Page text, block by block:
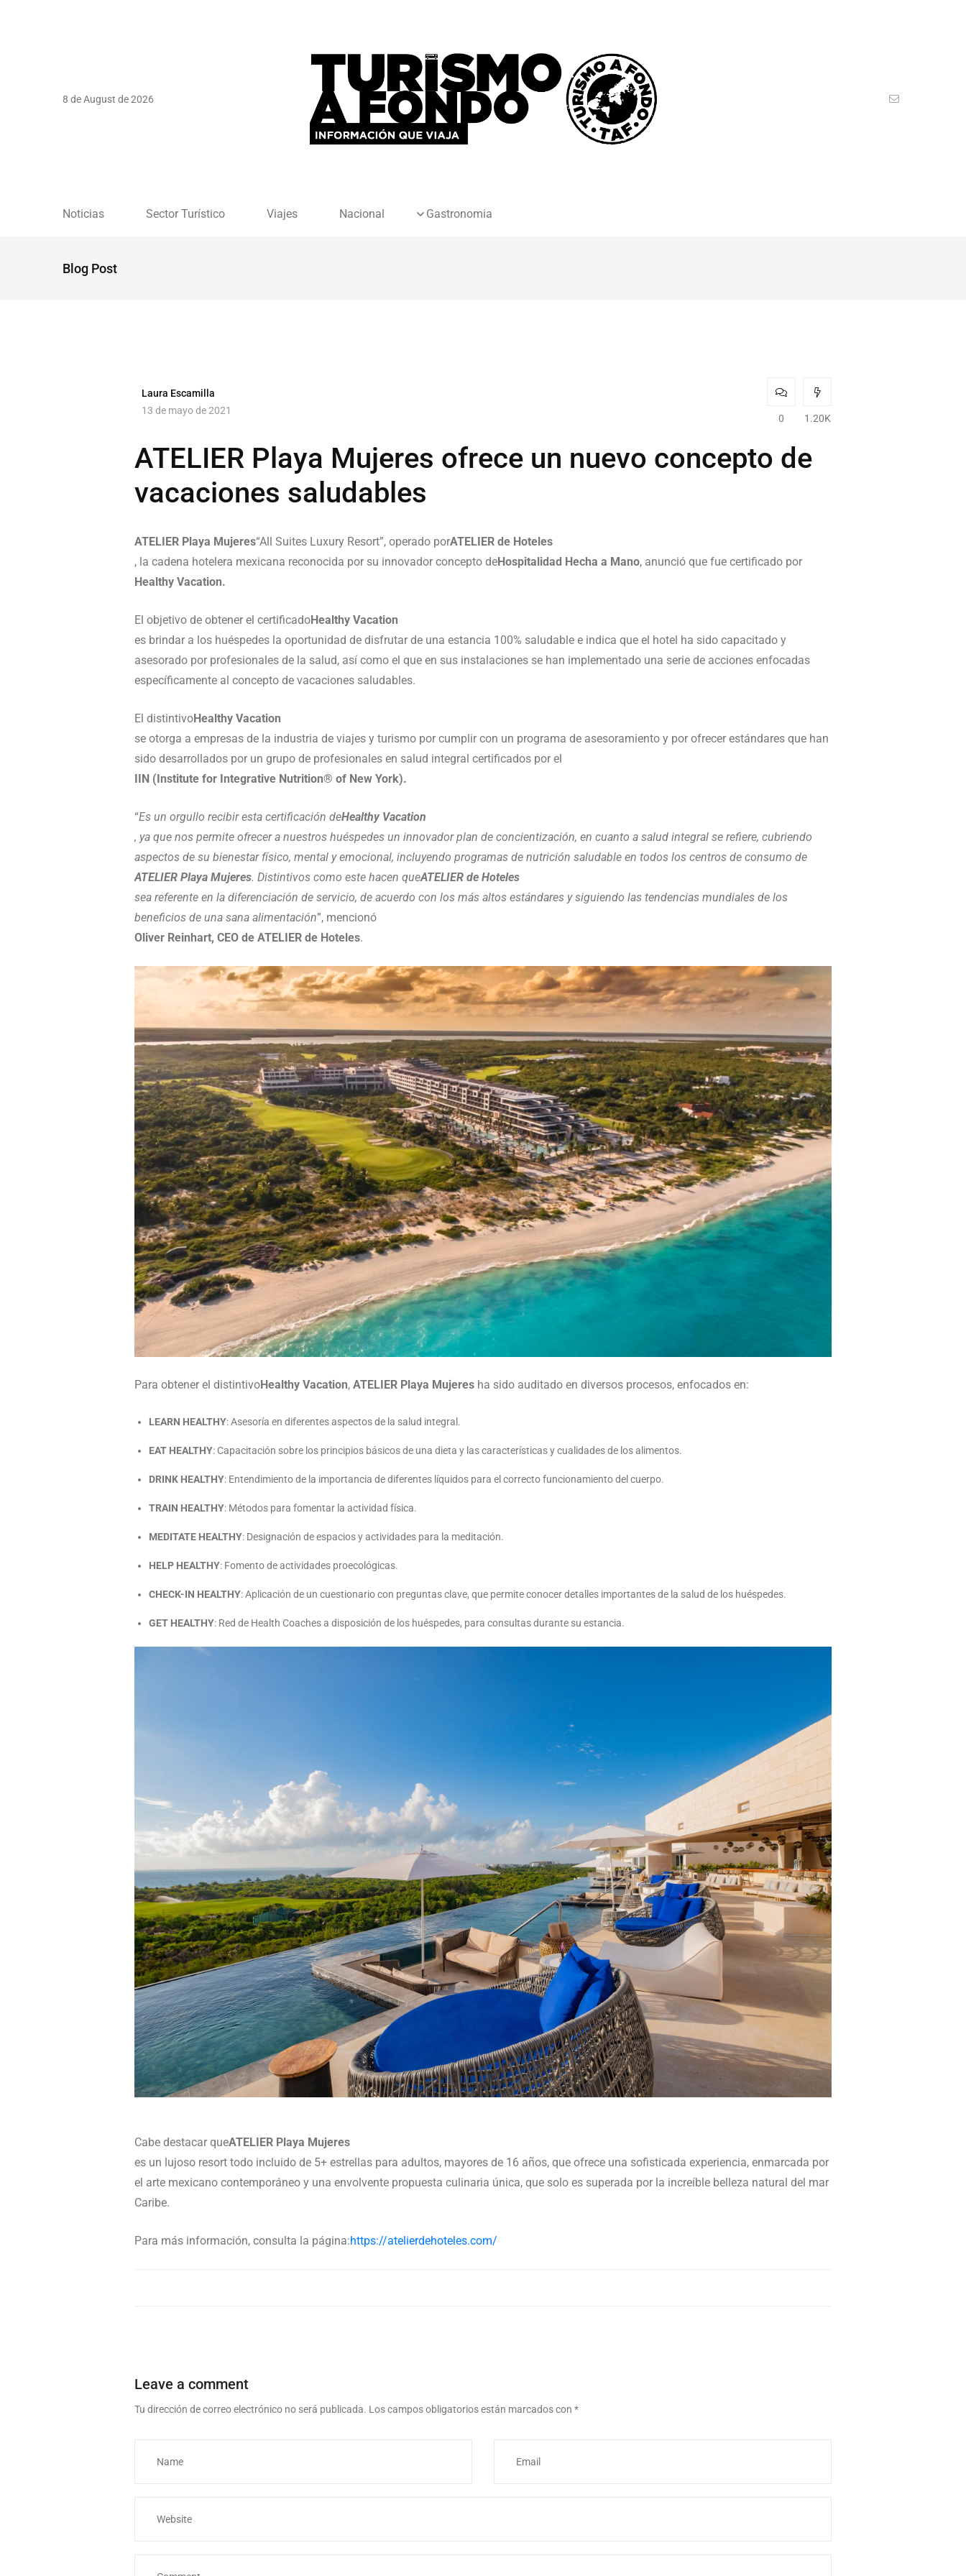
8 de August de 2026
Noticias Sector Turístico Viajes Nacional Gastronomia
Blog Post
Laura Escamilla
13 de mayo de 2021
0 1.20K
ATELIER Playa Mujeres ofrece un nuevo concepto de
vacaciones saludables
ATELIER Playa Mujeres“All Suites Luxury Resort”, operado porATELIER de Hoteles
, la cadena hotelera mexicana reconocida por su innovador concepto deHospitalidad Hecha a Mano, anunció que fue certificado por
Healthy Vacation.
El objetivo de obtener el certificadoHealthy Vacation
es brindar a los huéspedes la oportunidad de disfrutar de una estancia 100% saludable e indica que el hotel ha sido capacitado y
asesorado por profesionales de la salud, así como el que en sus instalaciones se han implementado una serie de acciones enfocadas
específicamente al concepto de vacaciones saludables.
El distintivoHealthy Vacation
se otorga a empresas de la industria de viajes y turismo por cumplir con un programa de asesoramiento y por ofrecer estándares que han
sido desarrollados por un grupo de profesionales en salud integral certificados por el
IIN (Institute for Integrative Nutrition® of New York).
“Es un orgullo recibir esta certificación deHealthy Vacation
, ya que nos permite ofrecer a nuestros huéspedes un innovador plan de concientización, en cuanto a salud integral se refiere, cubriendo
aspectos de su bienestar físico, mental y emocional, incluyendo programas de nutrición saludable en todos los centros de consumo de
ATELIER Playa Mujeres. Distintivos como este hacen queATELIER de Hoteles
sea referente en la diferenciación de servicio, de acuerdo con los más altos estándares y siguiendo las tendencias mundiales de los
beneficios de una sana alimentación”, mencionó
Oliver Reinhart, CEO de ATELIER de Hoteles.
Para obtener el distintivoHealthy Vacation, ATELIER Playa Mujeres ha sido auditado en diversos procesos, enfocados en:
LEARN HEALTHY: Asesoría en diferentes aspectos de la salud integral.
EAT HEALTHY: Capacitación sobre los principios básicos de una dieta y las características y cualidades de los alimentos.
DRINK HEALTHY: Entendimiento de la importancia de diferentes líquidos para el correcto funcionamiento del cuerpo.
TRAIN HEALTHY: Métodos para fomentar la actividad física.
MEDITATE HEALTHY: Designación de espacios y actividades para la meditación.
HELP HEALTHY: Fomento de actividades proecológicas.
CHECK-IN HEALTHY: Aplicación de un cuestionario con preguntas clave, que permite conocer detalles importantes de la salud de los huéspedes.
GET HEALTHY: Red de Health Coaches a disposición de los huéspedes, para consultas durante su estancia.
Cabe destacar queATELIER Playa Mujeres
es un lujoso resort todo incluido de 5+ estrellas para adultos, mayores de 16 años, que ofrece una sofisticada experiencia, enmarcada por
el arte mexicano contemporáneo y una envolvente propuesta culinaria única, que solo es superada por la increíble belleza natural del mar
Caribe.
Para más información, consulta la página:https://atelierdehoteles.com/
Leave a comment
Tu dirección de correo electrónico no será publicada. Los campos obligatorios están marcados con *